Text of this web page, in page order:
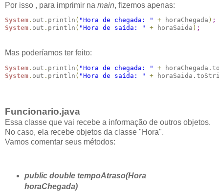
Por isso , para imprimir na main, fizemos apenas:
System . out . println ( "Hora de chegada: " + horaChegada ) ;
System . out . println ( "Hora de saída: " + horaSaida ) ;
Mas poderíamos ter feito:
System . out . println ( "Hora de chegada: " +
System . out . println ( "Hora de saída: " +
Funcionario.java
Essa classe que vai recebe a informação de outros objetos.
No caso, ela recebe objetos da classe "Hora".
Vamos comentar seus métodos:
public double tempoAtraso(Hora
horaChegada)